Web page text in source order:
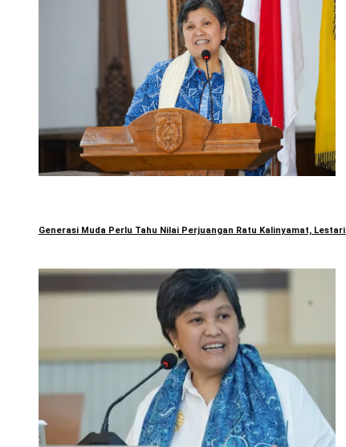
Generasi Muda Perlu Tahu Nilai Perjuangan Ratu Kalinyamat,